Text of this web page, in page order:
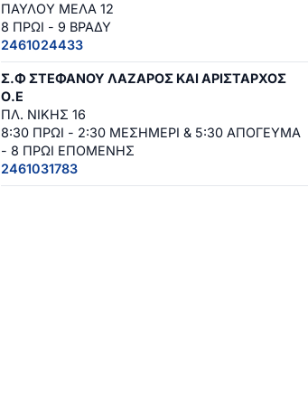
ΠΑΥΛΟΥ ΜΕΛΑ 12
8 ΠΡΩΙ - 9 ΒΡΑΔΥ
2461024433
Σ.Φ ΣΤΕΦΑΝΟΥ ΛΑΖΑΡΟΣ ΚΑΙ ΑΡΙΣΤΑΡΧΟΣ
Ο.Ε
ΠΛ. ΝΙΚΗΣ 16
8:30 ΠΡΩΙ - 2:30 ΜΕΣΗΜΕΡΙ & 5:30 ΑΠΟΓΕΥΜΑ
- 8 ΠΡΩΙ ΕΠΟΜΕΝΗΣ
2461031783